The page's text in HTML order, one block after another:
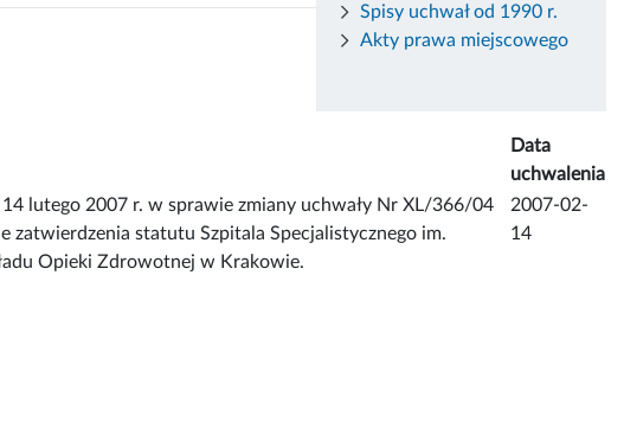
Spisy uchwał od 1990 r.
Akty prawa miejscowego
Data
uchwalenia
lutego 2007 r. w sprawie zmiany uchwały Nr XL/366/04
zatwierdzenia statutu Szpitala Specjalistycznego im.
Opieki Zdrowotnej w Krakowie.
2007-02-
14